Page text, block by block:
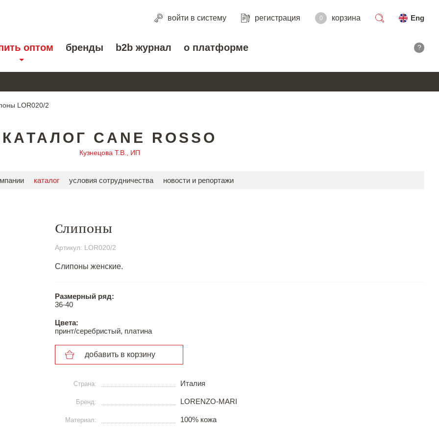
войти в систему регистрация 0 корзина
Eng
оптом бренды b2b журнал о платформе ?
LOR020/2
КАТАЛОГ CANE ROSSO
Кузнецова Т.В., ИП
каталог условия сотрудничества новости и репортажи
Слипоны
Артикул: LOR020/2
Слипоны женские.
Размерный ряд:
36-40
Цвета:
принт/серебристый, платина
добавить в корзину
Страна: Италия
Бренд: LORENZO-MARI
Материал: 100% кожа